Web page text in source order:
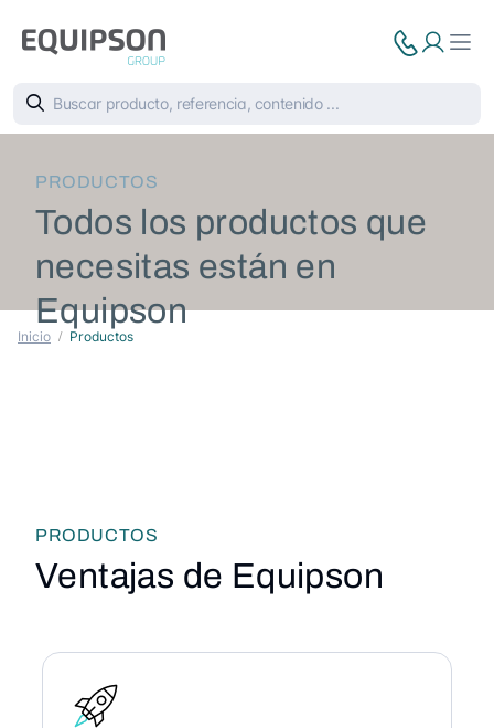
PRODUCTOS
Todos los productos que
necesitas están en
Equipson
Inicio Productos
PRODUCTOS
Ventajas de Equipson